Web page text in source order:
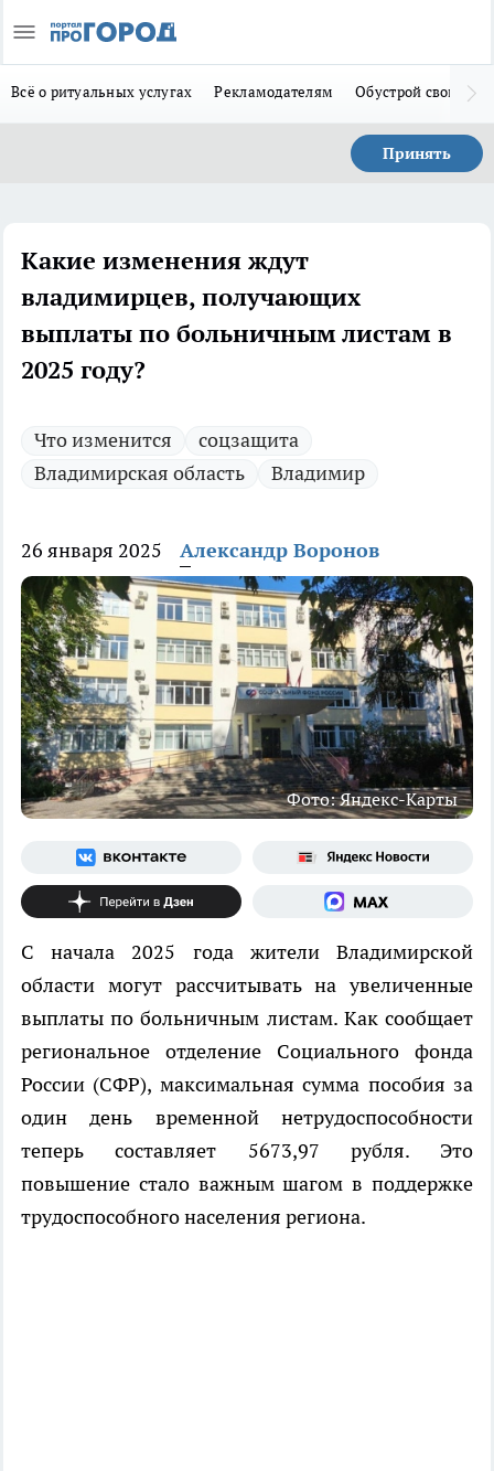
Всё о ритуальных услугах Рекламодателям Обустрой свой дом
Принять
Какие изменения ждут
владимирцев, получающих
выплаты по больничным листам в
2025 году?
Что изменится
соцзащита
Владимирская область
Владимир
26 января 2025 Александр Воронов
Фото: Яндекс-Карты
С начала 2025 года жители Владимирской
области могут рассчитывать на увеличенные
выплаты по больничным листам. Как сообщает
региональное отделение Социального фонда
России (СФР), максимальная сумма пособия за
один день временной нетрудоспособности
теперь составляет 5673,97 рубля. Это
повышение стало важным шагом в поддержке
трудоспособного населения региона.